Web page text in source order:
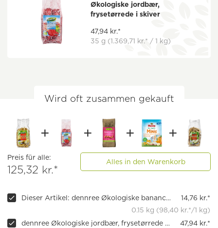
Økologiske jordbær,
frysetørrede i skiver
47,94 kr.*
35 g (1.369,71 kr.* / 1 kg)
Wird oft zusammen gekauft
Preis für alle:
125,32 kr.*
Alles in den Warenkorb
Dieser Artikel: dennree Økologiske bananchips
14,76 kr.*
0.15 kg (98,40 kr.*/1 kg)
dennree Økologiske jordbær, frysetørrede i skiver
47,94 kr.*